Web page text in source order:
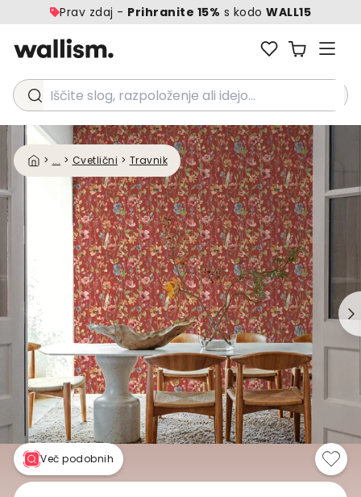
Prav zdaj - Prihranite 15% s kodo WALL15
Iščite slog, razpoloženje ali idejo...
> ... > Cvetlični > Travnik
Več podobnih